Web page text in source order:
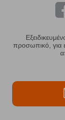
προσωπικό, για